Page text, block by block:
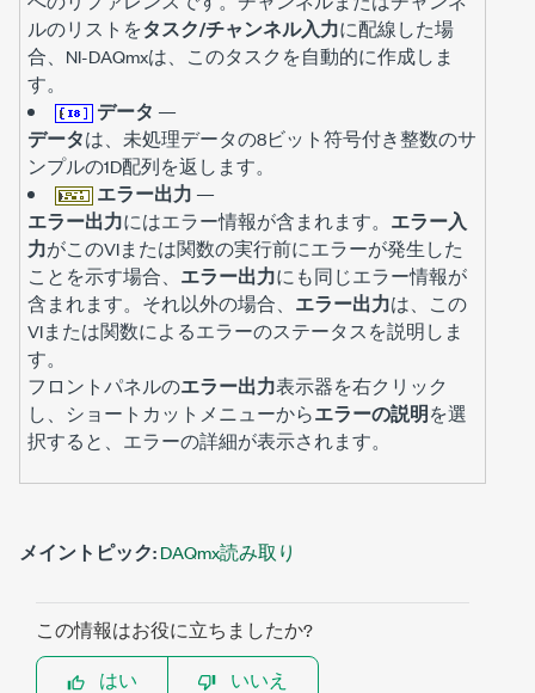
ルのリストをタスク/チャンネル入力に配線した場
合、NI-DAQmxは、このタスクを自動的に作成しま
す。
データ —
データは、未処理データの8ビット符号付き整数のサ
ンプルの1D配列を返します。
エラー出力 —
エラー出力にはエラー情報が含まれます。 エラー入
力がこのVIまたは関数の実行前にエラーが発生した
ことを示す場合、 エラー出力にも同じエラー情報が
含まれます。それ以外の場合、 エラー出力は、この
VIまたは関数によるエラーのステータスを説明しま
す。
フロントパネルのエラー出力表示器を右クリック
し、ショートカットメニューからエラーの説明を選
択すると、エラーの詳細が表示されます。
メイントピック:DAQmx読み取り
この情報はお役に立ちましたか?
はい
いいえ